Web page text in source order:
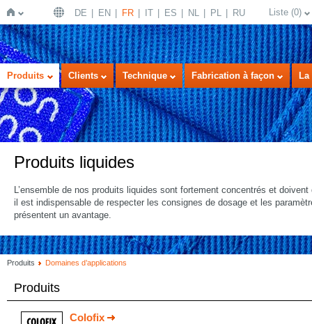
Page
d'accueil
DE EN FR IT ES NL PL RU Liste (0)
Produits Clients Technique Fabrication à façon
Produits liquides
L’ensemble de nos produits liquides sont fortement concentrés et
il est indispensable de respecter les consignes de dosage et les
présentent un avantage.
Produits Domaines d’applications
Produits
Colofix